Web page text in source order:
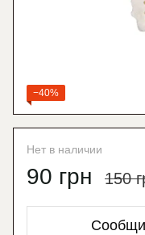
−40%
Нет в наличии
90 грн 150